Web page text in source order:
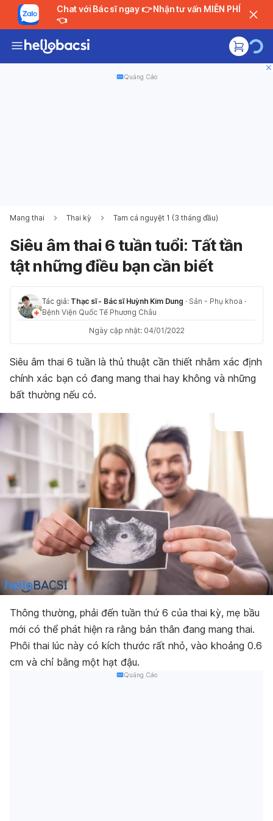
Chat với Bác sĩ ngay 👉 Nhận tư vấn MIỄN PHÍ
👈
Quảng Cáo
Mang thai Thai kỳ Tam cá nguyệt 1 (3 tháng đầu)
Siêu âm thai 6 tuần tuổi: Tất tần
tật những điều bạn cần biết
Tác giả: Thạc sĩ - Bác sĩ Huỳnh Kim Dung · Sản - Phụ khoa ·
Bệnh Viện Quốc Tế Phương Châu
Ngày cập nhật: 04/01/2022
Siêu âm thai 6 tuần là thủ thuật cần thiết nhằm xác định
chính xác bạn có đang mang thai hay không và những
bất thường nếu có.
Thông thường, phải đến tuần thứ 6 của thai kỳ, mẹ bầu
mới có thể phát hiện ra rằng bản thân đang mang thai.
Phôi thai lúc này có kích thước rất nhỏ, vào khoảng 0.6
cm và chỉ bằng một hạt đậu.
Quảng Cáo